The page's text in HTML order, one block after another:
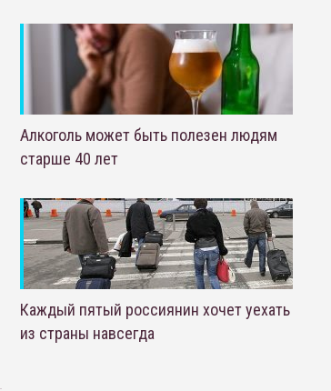
Алкоголь может быть полезен людям
старше 40 лет
Каждый пятый россиянин хочет уехать
из страны навсегда